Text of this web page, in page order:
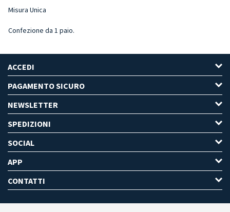
Misura Unica
Confezione da 1 paio.
ACCEDI
PAGAMENTO SICURO
NEWSLETTER
SPEDIZIONI
SOCIAL
APP
CONTATTI